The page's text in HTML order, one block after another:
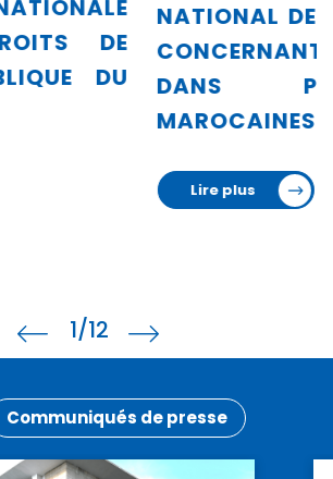
DES DROITS DE L’HOMME
LES PROTESTATIONS
VILLES
1/12
Communiqués de presse